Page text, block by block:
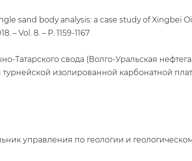
sand body analysis: a case study of Xingbei
– Vol. 8. – P. 1159-1167
Татарского свода (Волго-Уральская
изолированной карбонатной
управления по геологии и